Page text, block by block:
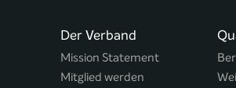
Der Verband
Mission Statement
Mitglied werden